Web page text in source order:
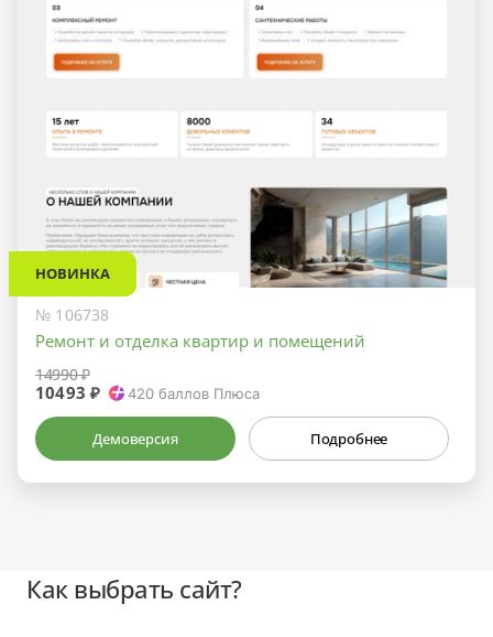
НОВИНКА
№ 106738
Ремонт и отделка квартир и помещений
14990 ₽
10493 ₽ 420 баллов Плюса
Демоверсия Подробнее
Как выбрать сайт?